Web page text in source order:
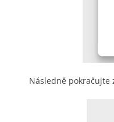
Následně pokračujte